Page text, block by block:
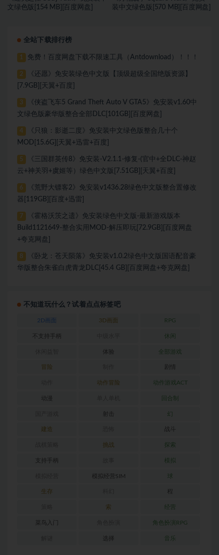
文绿色版[154 MB][百度网盘]
装中文绿色版[570 MB][百度网盘]
全站下载排行榜
1 免费！百度网盘下载不限速工具（Antdownload）！！！
2
《还愿》免安装绿色中文版【顶级超级全国绝版资源】
[7.9GB][天翼+百度]
3
《侠盗飞车5 Grand Theft Auto V GTA5》免安装v1.60中
文绿色版豪华版整合全部DLC[101GB][百度网盘]
4
《只狼：影逝二度》免安装中文绿色版整合几十个
MOD[15.6G][天翼+迅雷+百度]
5
《三国群英传8》免安装-V2.1.1-修复-(官中+全DLC-神赵
云+神关羽+虞姬等）绿色中文版[7.51GB][天翼+百度]
6
《荒野大镖客2》免安装v1436.28绿色中文版整合置修改
器[119GB][百度+迅雷]
7
《霍格沃茨之遗》免安装绿色中文版-最新游戏版本
Build1121649-整合实用MOD-解压即玩[72.9GB][百度网盘
+夸克网盘]
8
《卧龙：苍天陨落》免安装v1.0.2绿色中文版国语配音豪
华版整合朱雀白虎青龙DLC[45.4 GB][百度网盘+夸克网盘]
不知道玩什么？试着点点标签吧
2D画面 3D画面 RPG
不支持手柄 休闲
体验 全部游戏
冒险 剧情
动作冒险 动作游戏ACT
动漫 回合制
射击 幻
建造 战斗
挑战 探索
支持手柄 模拟
模拟经营SIM 球
生存 程
索 经营
菜鸟入门 角色扮演RPG
选择 音乐